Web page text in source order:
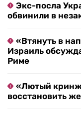
Экс-посла
обвинили в
«Втянуть в
Израиль
Риме
«Лютый
восстановить